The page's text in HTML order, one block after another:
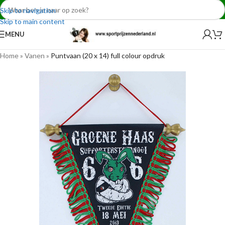
Skip to navigation
Skip to main content
MENU
Home» Vanen » Puntvaan (20 x 14) full colour opdruk